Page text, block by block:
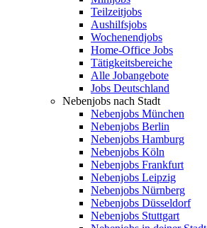
Teilzeitjobs
Aushilfsjobs
Wochenendjobs
Home-Office Jobs
Tätigkeitsbereiche
Alle Jobangebote
Jobs Deutschland
Nebenjobs nach Stadt
Nebenjobs München
Nebenjobs Berlin
Nebenjobs Hamburg
Nebenjobs Köln
Nebenjobs Frankfurt
Nebenjobs Leipzig
Nebenjobs Nürnberg
Nebenjobs Düsseldorf
Nebenjobs Stuttgart